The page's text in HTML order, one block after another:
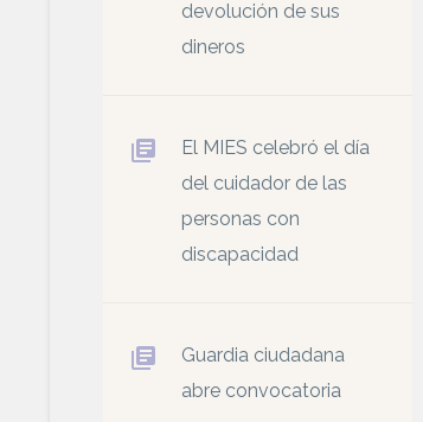
devolución de sus
dineros
El MIES celebró el día
del cuidador de las
personas con
discapacidad
Guardia ciudadana
abre convocatoria